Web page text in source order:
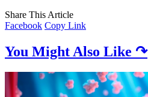
Share This Article
Facebook Copy Link
You Might Also Like ↷